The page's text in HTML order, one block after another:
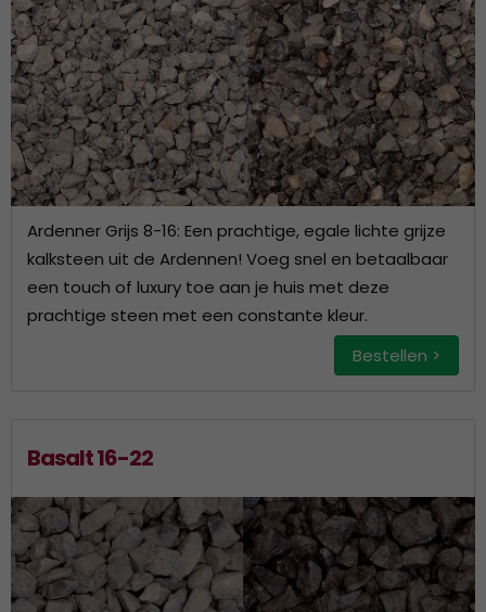
Ardenner Grijs 8-16: Een prachtige, egale lichte grijze
kalksteen uit de Ardennen! Voeg snel en betaalbaar
een touch of luxury toe aan je huis met deze
prachtige steen met een constante kleur.
Bestellen >
Basalt 16-22